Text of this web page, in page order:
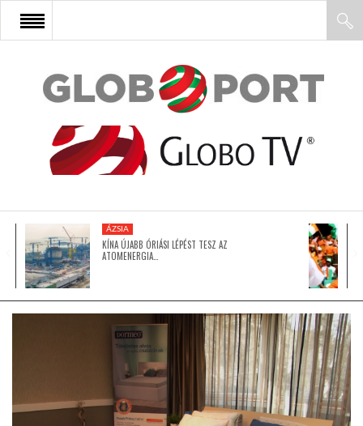
FŐOLDAL
AFRIKA
ÁZSIA
ÁZSIA
KÍNA ÚJABB ÓRIÁSI LÉPÉST TESZ AZ
ATOMENERGIA…